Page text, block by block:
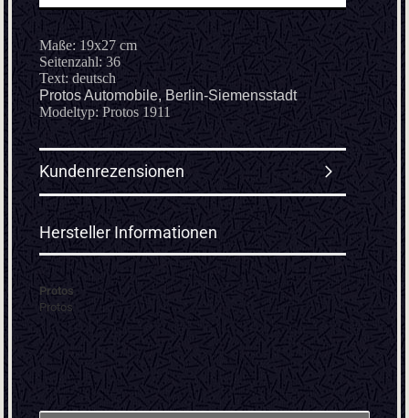
Maße: 19x27 cm
Seitenzahl: 36
Text: deutsch
​Protos Automobile, Berlin-Siemensstadt
Modeltyp: Protos 1911
Kundenrezensionen
Hersteller Informationen
Protos
Protos